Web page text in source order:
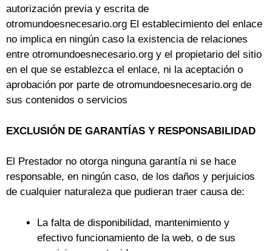
autorización previa y escrita de
otromundoesnecesario.org El establecimiento del enlace
no implica en ningún caso la existencia de relaciones
entre otromundoesnecesario.org y el propietario del sitio
en el que se establezca el enlace, ni la aceptación o
aprobación por parte de otromundoesnecesario.org de
sus contenidos o servicios
EXCLUSIÓN DE GARANTÍAS Y RESPONSABILIDAD
El Prestador no otorga ninguna garantía ni se hace
responsable, en ningún caso, de los daños y perjuicios
de cualquier naturaleza que pudieran traer causa de:
La falta de disponibilidad, mantenimiento y
efectivo funcionamiento de la web, o de sus